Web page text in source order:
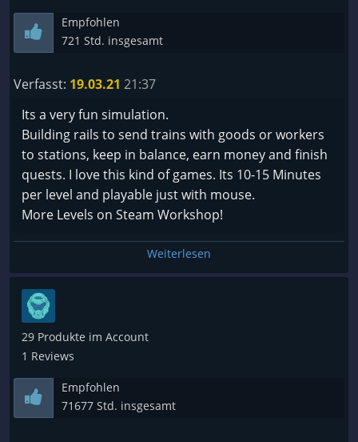
Empfohlen
721 Std. insgesamt
Verfasst: 19.03.21 21:37
Its a very fun simulation.
Building rails to send trains with goods or workers
to stations, keep in balance, earn money and finish
quests. I love this kind of games. Its 10-15 Minutes
per level and playable just with mouse.
More Levels on Steam Workshop!
Weiterlesen
29 Produkte im Account
1 Reviews
Empfohlen
71677 Std. insgesamt